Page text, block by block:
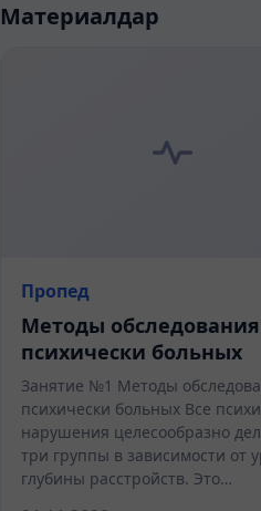
Материалдар
Пропед
Методы обследования
психически больных
Занятие №1 Методы
психически больных Все
нарушения целесообразно
три группы в зависимости от
глубины расстройств. Это…